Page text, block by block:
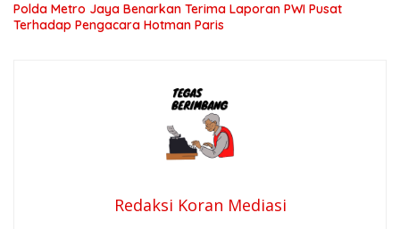
Polda Metro Jaya Benarkan Terima Laporan PWI Pusat
Terhadap Pengacara Hotman Paris
Redaksi Koran Mediasi